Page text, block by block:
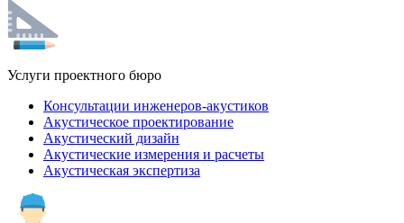
Услуги проектного бюро
Консультации инженеров-акустиков
Акустическое проектирование
Акустический дизайн
Акустические измерения и расчеты
Акустическая экспертиза